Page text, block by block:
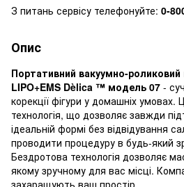
З питань сервісу телефонуйте: 0-
Опис
Портативний вакуумно-
LIPO+EMS Dèlica ™ модель 07 -
корекції фігури у домашніх умовах.
технологія, що дозволяє завжди
ідеальній формі без відвідування
проводити процедуру в будь-який
Бездротова технологія дозволяє
якому зручному для вас місці.
захаращують ваш простір.